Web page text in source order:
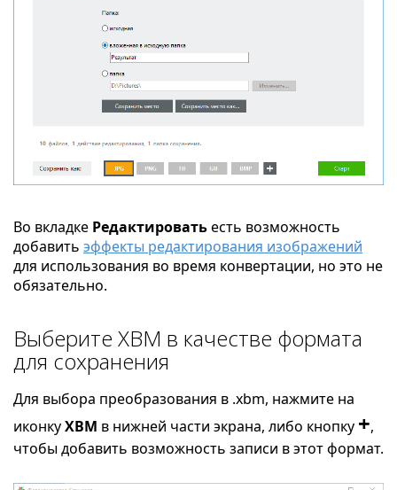
Во вкладке Редактироватьесть возможность
добавить эффекты редактирования изображений
для использования во время конвертации, но это не
обязательно.
Выберите XBM в качестве формата
для сохранения
Для выбора преобразования в .xbm, нажмите на
иконкуXBM в нижней части экрана, либо кнопку +,
чтобы добавить возможность записи в этот формат.